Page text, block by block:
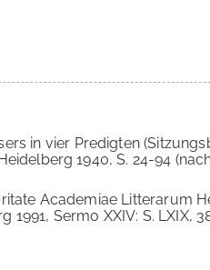
in vier Predigten
1940, S. 24-94
Academiae Litterarum
Sermo XXIV: S. LXIX,